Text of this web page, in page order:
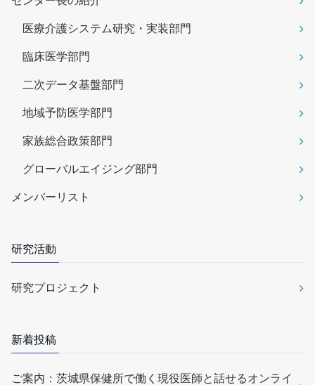
医療介護システム研究・実装部門
臨床医学部門
二次データ基盤部門
地域予防医学部門
家族総合政策部門
グローバルエイジング部門
メンバーリスト
研究活動
研究プロジェクト
新着投稿
ご案内：茨城県保健所で働く現役医師と話せるオンライ